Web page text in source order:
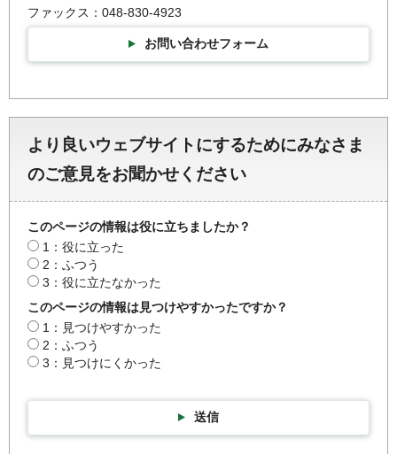
ファックス：048-830-4923
お問い合わせフォーム
より良いウェブサイトにするためにみなさま
のご意見をお聞かせください
このページの情報は役に立ちましたか？
1：役に立った
2：ふつう
3：役に立たなかった
このページの情報は見つけやすかったですか？
1：見つけやすかった
2：ふつう
3：見つけにくかった
送信